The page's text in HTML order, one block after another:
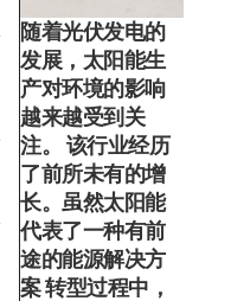
随着光伏发电的
发展，太阳能生
产对环境的影响
越来越受到关
注。 该行业经历
了前所未有的增
长。虽然太阳能
代表了一种有前
途的能源解决方
案 转型过程中，